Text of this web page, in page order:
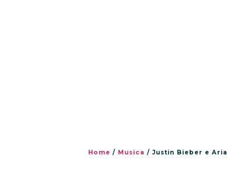
Home / Musica / Justin Bieber e